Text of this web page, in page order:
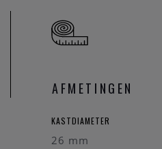
AFMETINGEN
KASTDIAMETER
26 mm